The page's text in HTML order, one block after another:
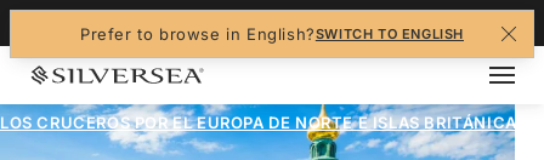
Prefer to browse in English?SWITCH TO ENGLISH
LOS CRUCEROS POR ELEUROPA DE NORTE E ISLAS BRITÁNICAS